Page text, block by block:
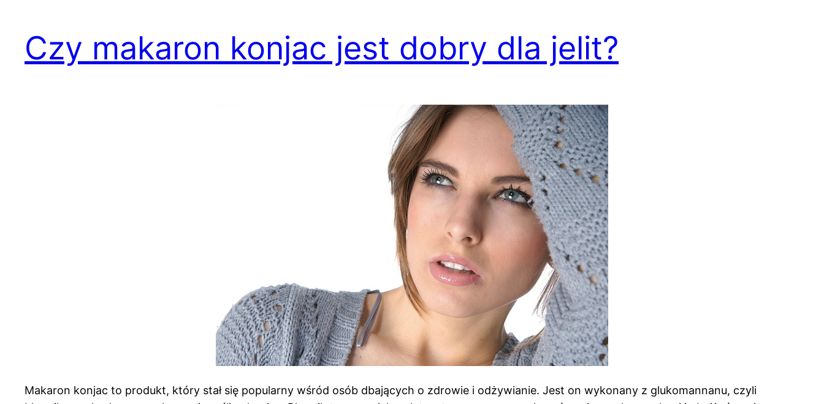
Czy makaron konjac jest dobry dla jelit?
Makaron konjac to produkt, który stał się popularny wśród osób dbających o zdrowie i odżywianie. Jest on wykonany z glukomannanu, czyli